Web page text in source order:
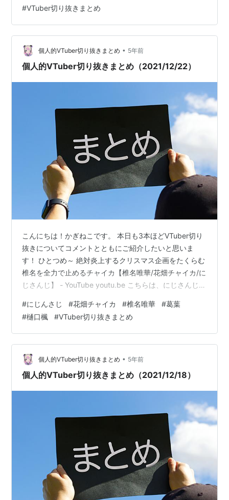
ツゴロウです。ジャングルから応援してます。 ここまで
食べ物の苦手あ反対な二人が楽しそうなの好き。 中華ダ
メなのに…
#VTuber切り抜きまとめ
個人的VTuber切り抜きまとめ • 5年前
個人的VTuber切り抜きまとめ（2021/12/22）
こんにちは！かぎねこです。 本日も3本ほどVTuber切り
抜きについてコメントとともにご紹介したいと思いま
す！ ひとつめ～ 絶対炎上するクリスマス企画をたくらむ
椎名を全力で止めるチャイカ【椎名唯華/花畑チャイカ/に
じさんじ】 - YouTube youtu.be こちらは、にじさんじ
になります！ にじレジでしぃしぃが際どいボケをした時
にチャイちゃんがツッコんで一応止めに入りながらも心
底楽しそうで「良いぞもっとやれ」感あるの好き この場
で出したら面白い4人の名前がお互いに一致してるのもさ
すが息ぴったりw リゼ様好きだからいろんな人とのコラ
ボでまだ…
#にじんさじ #花畑チャイカ #椎名唯華 #葛葉
#樋口楓 #VTuber切り抜きまとめ
個人的VTuber切り抜きまとめ • 5年前
個人的VTuber切り抜きまとめ（2021/12/18）